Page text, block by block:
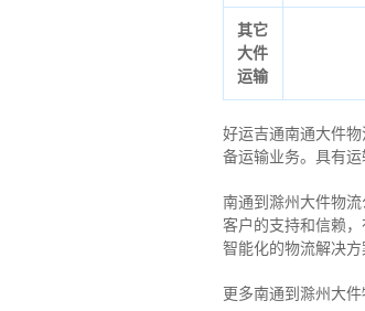
其它
大件
运输
好运吉通南通大件
备运输业务。具有
南通到滁州大件物
客户的支持和信赖，
智能化的物流解决方
更多南通到滁州大